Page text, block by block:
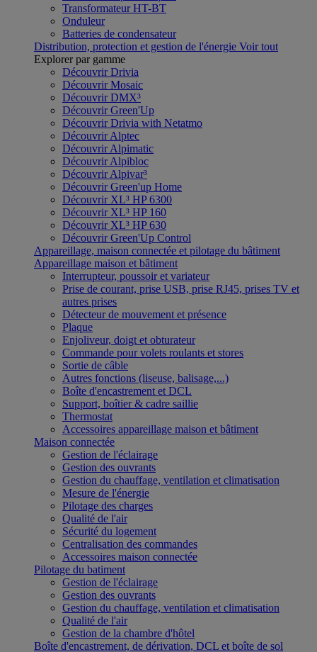
Transformateur HT-BT
Onduleur
Batteries de condensateur
Distribution, protection et gestion de l'énergie Voir tout
Explorer par gamme
Découvrir Drivia
Découvrir Mosaic
Découvrir DMX³
Découvrir Green'Up
Découvrir Drivia with Netatmo
Découvrir Alptec
Découvrir Alpimatic
Découvrir Alpibloc
Découvrir Alpivar³
Découvrir Green'up Home
Découvrir XL³ HP 6300
Découvrir XL³ HP 160
Découvrir XL³ HP 630
Découvrir Green'Up Control
Appareillage, maison connectée et pilotage du bâtiment
Appareillage maison et bâtiment
Interrupteur, poussoir et variateur
Prise de courant, prise USB, prise RJ45, prises TV et
autres prises
Détecteur de mouvement et présence
Plaque
Enjoliveur, doigt et obturateur
Commande pour volets roulants et stores
Sortie de câble
Autres fonctions (liseuse, balisage,...)
Boîte d'encastrement et DCL
Support, boîtier & cadre saillie
Thermostat
Accessoires appareillage maison et bâtiment
Maison connectée
Gestion de l'éclairage
Gestion des ouvrants
Gestion du chauffage, ventilation et climatisation
Mesure de l'énergie
Pilotage des charges
Qualité de l'air
Sécurité du logement
Centralisation des commandes
Accessoires maison connectée
Pilotage du batiment
Gestion de l'éclairage
Gestion des ouvrants
Gestion du chauffage, ventilation et climatisation
Qualité de l'air
Gestion de la chambre d'hôtel
Boîte d'encastrement, de dérivation, DCL et boîte de sol